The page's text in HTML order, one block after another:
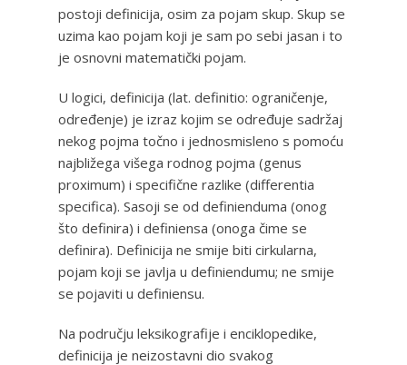
postoji definicija, osim za pojam skup. Skup se
uzima kao pojam koji je sam po sebi jasan i to
je osnovni matematički pojam.
U logici, definicija (lat. definitio: ograničenje,
određenje) je izraz kojim se određuje sadržaj
nekog pojma točno i jednosmisleno s pomoću
najbližega višega rodnog pojma (genus
proximum) i specifične razlike (differentia
specifica). Sasoji se od definienduma (onog
što definira) i definiensa (onoga čime se
definira). Definicija ne smije biti cirkularna,
pojam koji se javlja u definiendumu; ne smije
se pojaviti u definiensu.
Na području leksikografije i enciklopedike,
definicija je neizostavni dio svakog